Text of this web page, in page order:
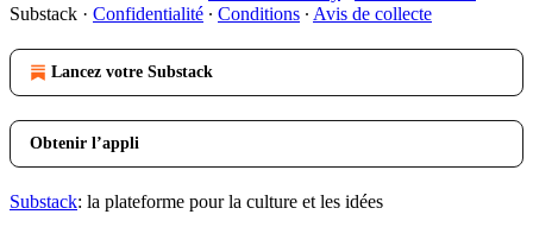
Substack · Confidentialité ∙ Conditions ∙ Avis de collecte
Lancez votre Substack
Obtenir l’appli
Substack: la plateforme pour la culture et les idées